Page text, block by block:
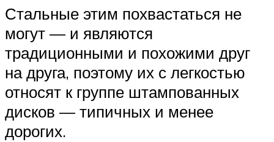
Стальные этим похвастаться не
могут — и являются
традиционными и похожими друг
на друга, поэтому их с легкостью
относят к группе штампованных
дисков — типичных и менее
дорогих.